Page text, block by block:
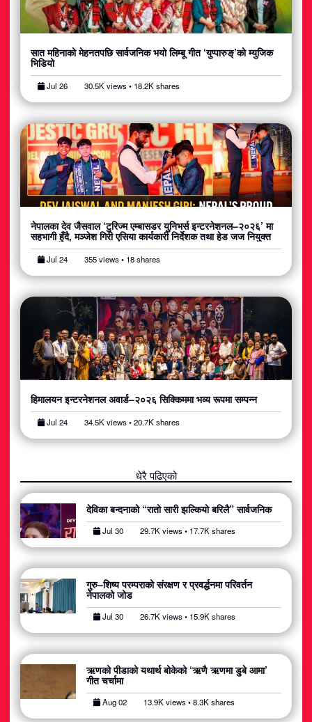
सात महिनाको मेहनतपछि सार्वजनिक भयो लिम्बू गीत ‘युप्पारुङ्’को म्युजिक
भिडियो
Jul 26 30.5K views • 18.2K shares
नेपालका देव जैसवाल ‘टुरिज्म एम्बासडर युनिभर्स इन्टरनेशनल–२०२६’ मा
सहभागी हुँदै, मञ्जेश गिरी एसिया कार्यकारी निर्देशक तथा हेड जज नियुक्त
Jul 24 355 views • 18 shares
हिमालयन इन्टरनेशनल अवार्ड–२०२६ सिक्किममा भव्य रूपमा सम्पन्न
Jul 24 34.5K views • 20.7K shares
धेरै पढिएको
देविका बन्दनाको “रातो सारी झल्कियो बरिलै” सार्वजनिक
Jul 30 29.7K views • 17.7K shares
गुरु–शिष्य परम्पराको संरक्षण र प्रवर्द्धनमा परिवर्तन
नेपालको जोड
Jul 30 26.7K views • 15.9K shares
ऋणको पीडाको यथार्थ बोकेको ‘ऋणै ऋणमा डुबे आमा’
गीत चर्चामा
Aug 02 13.9K views • 8.3K shares